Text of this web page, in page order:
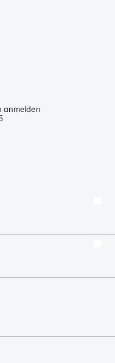
anmelden